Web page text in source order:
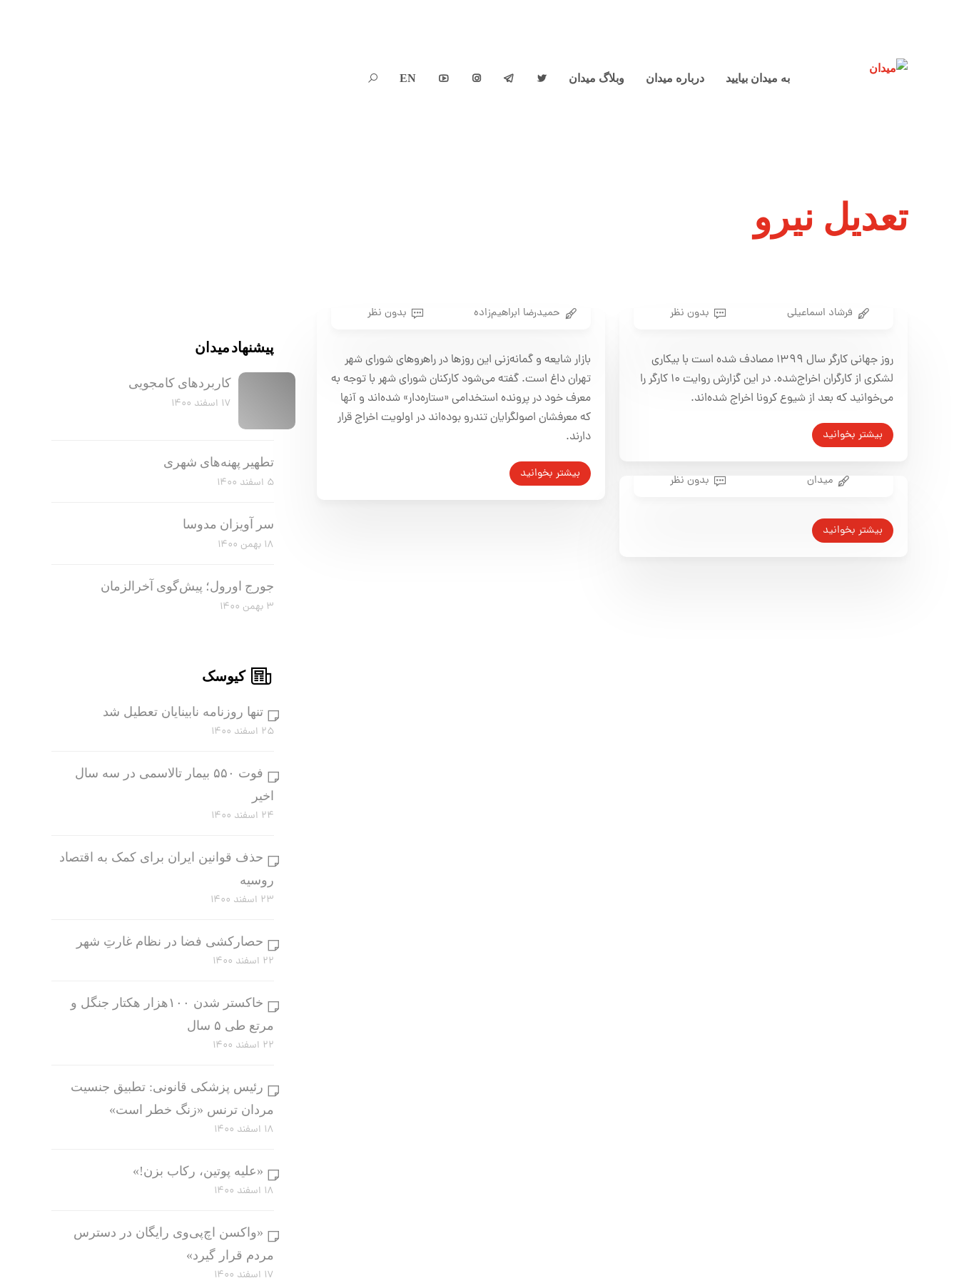
به میدان بیایید درباره میدان وبلاگ میدان 



EN

تعدیل نیرو
یکُم ماه می، به‌وقت اخراج
۱۲ اردیبهشت ۱۳۹۹
فرشاد اسماعیلی بدون نظر
روز جهانی کارگر سال ۱۳۹۹ مصادف شده است با بیکاری
لشکری از کارگران اخراج‌شده‌. در این گزارش روایت ۱۰ کارگر را
می‌خوانید که بعد از شیوع کرونا اخراج شده‌اند.
بیشتر بخوانید
بسیاری را نگران کرده
شایعه اخراج ستاره‌دارهای شورای
شهر
حمیدرضا ابراهیم‌زاده بدون نظر
بازار شایعه و گمانه‌زنی این روزها در راهروهای شورای شهر
تهران داغ است. گفته می‌شود کارکنان شورای شهر با توجه به
معرف خود در پرونده استخدامی «ستاره‌دار» شده‌اند و آنها
که معرفشان اصولگرایان تندرو بوده‌اند در اولویت اخراج قرار
دارند.
بیشتر بخوانید
غیررسمی برای اخراج کارگران
میدان بدون نظر
بیشتر بخوانید
پیشنهاد میدان
کاربرد‌های کامجویی
۱۷ اسفند ۱۴۰۰
تطهیر پهنه‌های شهری
۵ اسفند ۱۴۰۰
سر آویزان مدوسا
۱۸ بهمن ۱۴۰۰
جورج اورول؛ پیش‌گوی آخرالزمان
۳ بهمن ۱۴۰۰
کیوسک
تنها روزنامه نابینایان تعطیل شد
۲۵ اسفند ۱۴۰۰
فوت ۵۵۰ بیمار تالاسمی در سه سال
اخیر
۲۴ اسفند ۱۴۰۰
حذف قوانین ایران برای کمک به اقتصاد
روسیه
۲۳ اسفند ۱۴۰۰
حصارکشی فضا در نظام غارتِ شهر
۲۲ اسفند ۱۴۰۰
خاکستر شدن ۱۰۰هزار هکتار جنگل و
مرتع طی ۵ سال
۲۲ اسفند ۱۴۰۰
رئیس پزشکی قانونی: تطبیق جنسیت
مردان ترنس «زنگ خطر است»
۱۸ اسفند ۱۴۰۰
«علیه پوتین، رکاب بزن!»
۱۸ اسفند ۱۴۰۰
«واکسن اچ‌پی‌وی رایگان در دسترس
مردم قرار گیرد»